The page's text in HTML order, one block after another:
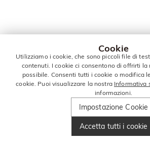
Cookie
Utilizziamo i cookie, che sono piccoli file di
contenuti. I cookie ci consentono di offrirti la
possibile. Consenti tutti i cookie o modifica
cookie. Puoi visualizzare la nostra Informativa
informazioni.
Impostazione Cookie
Accetta tutti i cookie